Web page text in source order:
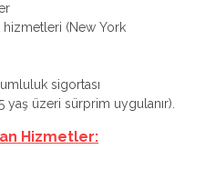
(New York
sigortası
yaş üzeri sürprim uygulanır).
Hizmetler: